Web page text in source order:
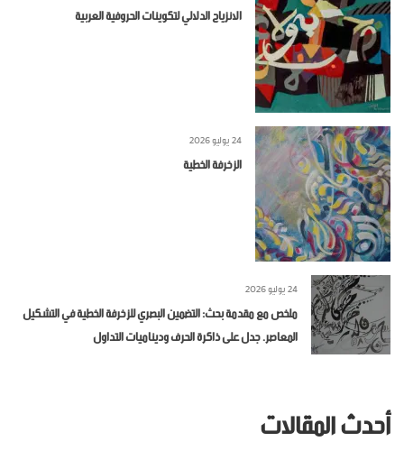
الانزياح الدلالي لتكوينات الحروفية العربية
24 يوليو 2026
الزخرفة الخطية
24 يوليو 2026
ملخص مع مقدمة بحث: التضمين البصري للزخرفة الخطية في التشكيل
المعاصر. جدل على ذاكرة الحرف وديناميات التداول
أحدث المقالات